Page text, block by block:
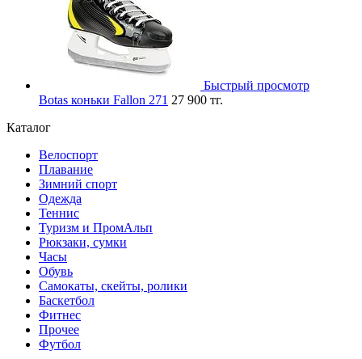
Быстрый просмотр
Botas коньки Fallon 271 27 900 тг.
Каталог
Велоспорт
Плавание
Зимний спорт
Одежда
Теннис
Туризм и ПромАльп
Рюкзаки, сумки
Часы
Обувь
Самокаты, скейты, ролики
Баскетбол
Фитнес
Прочее
Футбол